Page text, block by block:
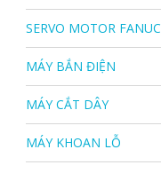
SERVO MOTOR FANUC
MÁY BẮN ĐIỆN
MÁY CẮT DÂY
MÁY KHOAN LỖ